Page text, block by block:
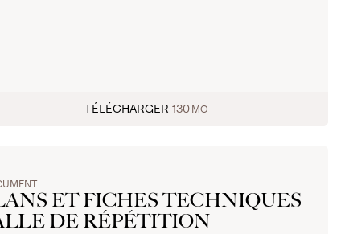
TÉLÉCHARGER 130 MO
ET FICHES TECHNIQUES
DE RÉPÉTITION